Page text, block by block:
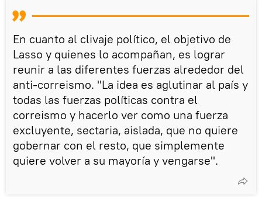
En cuanto al clivaje político, el objetivo de
Lasso y quienes lo acompañan, es lograr
reunir a las diferentes fuerzas alrededor del
anti-correismo. "La idea es aglutinar al país y
todas las fuerzas políticas contra el
correismo y hacerlo ver como una fuerza
excluyente, sectaria, aislada, que no quiere
gobernar con el resto, que simplemente
quiere volver a su mayoría y vengarse".